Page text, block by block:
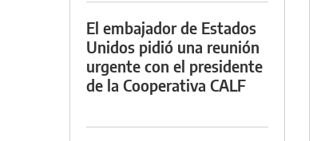
El embajador de Estados
Unidos pidió una reunión
urgente con el presidente
de la Cooperativa CALF